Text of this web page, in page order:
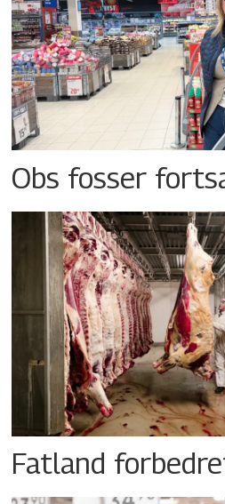
Obs fosser
Fatland